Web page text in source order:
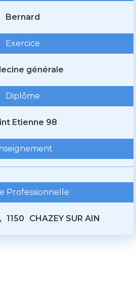
Bernard
Exercice
générale
Diplôme
Etienne 98
Professionnelle :
, 1150 CHAZEY SUR AIN